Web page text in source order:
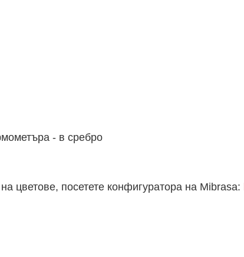
- в сребро
цветове, посетете конфигуратора на Mibrasa: